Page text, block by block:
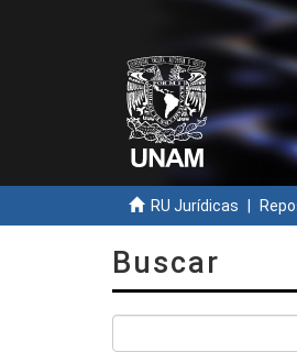
RU Jurídicas
Buscar